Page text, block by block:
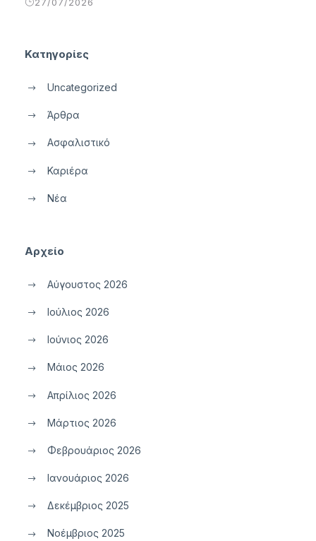
Κατηγορίες
Uncategorized
Άρθρα
Ασφαλιστικό
Καριέρα
Νέα
Αρχείο
Αύγουστος 2026
Ιούλιος 2026
Ιούνιος 2026
Μάιος 2026
Απρίλιος 2026
Μάρτιος 2026
Φεβρουάριος 2026
Ιανουάριος 2026
Δεκέμβριος 2025
Νοέμβριος 2025